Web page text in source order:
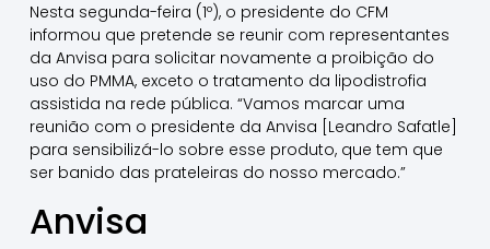
Nesta segunda-feira (1º), o presidente do CFM
informou que pretende se reunir com representantes
da Anvisa para solicitar novamente a proibição do
uso do PMMA, exceto o tratamento da lipodistrofia
assistida na rede pública. “Vamos marcar uma
reunião com o presidente da Anvisa [Leandro Safatle]
para sensibilizá-lo sobre esse produto, que tem que
ser banido das prateleiras do nosso mercado.”
Anvisa